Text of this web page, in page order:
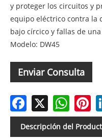
y proteger los circuitos y
equipo eléctrico contra la
bajo círcico y fallas de
Modelo: DW45
Enviar Consulta
Facebook
Descripción del